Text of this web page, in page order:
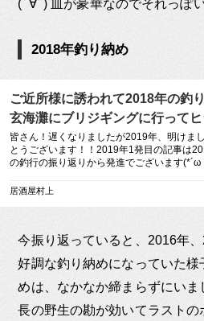
(ﾟ∀ﾟ) 皿が豪華なのでそれっぽい
2018年釣り納め
ご近所様に誘われて2018年の釣
玄海灘にブリジギングに行って
を釣ってきました！！ – 居酒屋
皆さん！遅くなりましたが2019年、明けま
とうございます！！2019年1発目の記事は
の釣行の振り返りから発進でございます
[…]
居酒屋村上
今振り返っていると、2016年
好調な釣り納めになっていた
めは、なかなか締まらずにい
長の野生の勘が効いてラストの